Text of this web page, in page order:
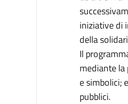
iniziative di
della
Il
mediante
e simbolici;
pubblici.